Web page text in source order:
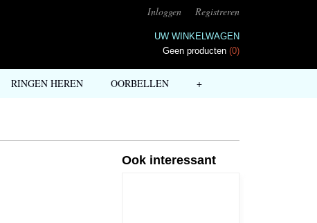
Inloggen Registreren
UW WINKELWAGEN
Geen producten (0)
RINGEN HEREN OORBELLEN +
Ook interessant